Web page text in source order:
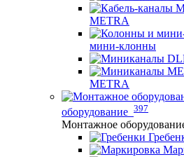
METRA
мини-клонны
METRA
оборудование 397
Монтажное